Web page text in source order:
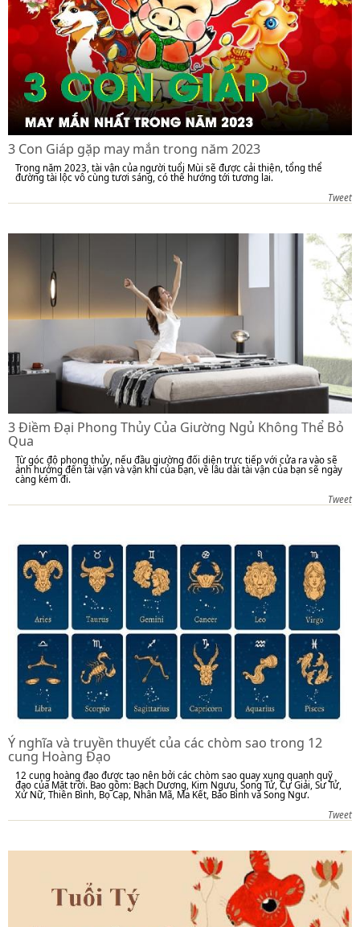
3 Con Giáp gặp may mắn trong năm 2023
Trong năm 2023, tài vận của người tuổi Mùi sẽ được cải thiện, tổng thể
đường tài lộc vô cùng tươi sáng, có thể hướng tới tương lai.
Tweet
3 Điềm Đại Phong Thủy Của Giường Ngủ Không Thể Bỏ
Qua
Từ góc độ phong thủy, nếu đầu giường đối diện trực tiếp với cửa ra vào sẽ
ảnh hưởng đến tài vận và vận khí của bạn, về lâu dài tài vận của bạn sẽ ngày
càng kém đi.
Tweet
Ý nghĩa và truyền thuyết của các chòm sao trong 12
cung Hoàng Đạo
12 cung hoàng đạo được tạo nên bởi các chòm sao quay xung quanh quỹ
đạo của Mặt trời. Bao gồm: Bạch Dương, Kim Ngưu, Song Tử, Cự Giải, Sư Tử,
Xử Nữ, Thiên Bình, Bọ Cạp, Nhân Mã, Ma Kết, Bảo Bình và Song Ngư.
Tweet